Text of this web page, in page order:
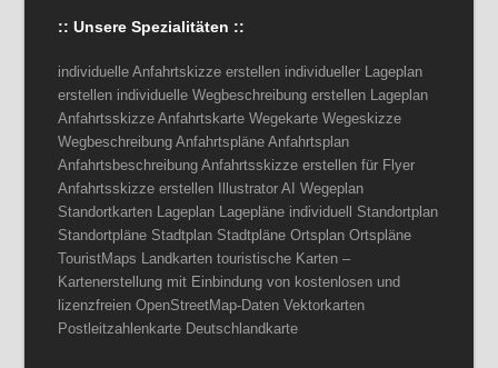
:: Unsere Spezialitäten ::
individuelle Anfahrtskizze erstellen individueller Lageplan
erstellen individuelle Wegbeschreibung erstellen Lageplan
Anfahrtsskizze Anfahrtskarte Wegekarte Wegeskizze
Wegbeschreibung Anfahrtspläne Anfahrtsplan
Anfahrtsbeschreibung Anfahrtsskizze erstellen für Flyer
Anfahrtsskizze erstellen Illustrator AI Wegeplan
Standortkarten Lageplan Lagepläne individuell Standortplan
Standortpläne Stadtplan Stadtpläne Ortsplan Ortspläne
TouristMaps Landkarten touristische Karten –
Kartenerstellung mit Einbindung von kostenlosen und
lizenzfreien OpenStreetMap-Daten Vektorkarten
Postleitzahlenkarte Deutschlandkarte